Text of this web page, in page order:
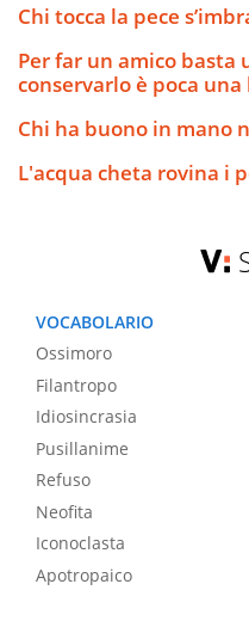
Chi tocca la pece
Per far un amico basta
conservarlo è poca
Chi ha buono in mano
L'acqua cheta rovina i
VOCABOLARIO
Ossimoro
Filantropo
Idiosincrasia
Pusillanime
Refuso
Neofita
Iconoclasta
Apotropaico